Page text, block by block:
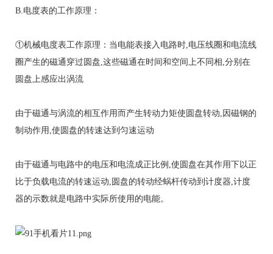
B.电度表的工作原理：
①机械电度表工作原理：当电能表接入电路时,电压线圈和电流线
圈产生的磁通穿过圆盘,这些磁通在时间和空间上不同相,分别在
圆盘上感应出涡流
由于磁通与涡流的相互作用而产生转动力矩使圆盘转动,因磁钢的
制动作用,使圆盘的转速达到匀速运动
由于磁通与电路中的电压和电流成正比例,使圆盘在其作用下以正
比于负载电流的转速运动,圆盘的转动经蜗杆传动到计度器,计度
器的示数就是电路中实际所使用的电能。